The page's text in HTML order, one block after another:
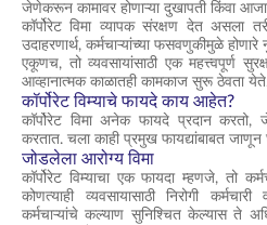
जेणेकरून कामावर होणाऱ्या दुखापती किंवा
कॉर्पोरेट विमा व्यापक संरक्षण देत असला
उदाहरणार्थ, कर्मचाऱ्यांच्या फसवणुकीमुळे
एकूणच, तो व्यवसायांसाठी एक महत्त्वपूर्ण
आव्हानात्मक काळातही कामकाज सुरू ठेवता
कॉर्पोरेट विम्याचे फायदे काय आहेत?
कॉर्पोरेट विमा अनेक फायदे प्रदान
करतात. चला काही प्रमुख फायद्यांबाबत
जोडलेला आरोग्य विमा
कॉर्पोरेट विम्याचा एक फायदा म्हणजे, तो
कोणत्याही व्यवसायासाठी निरोगी
कर्मचाऱ्यांचे कल्याण सुनिश्चित केल्यास ते